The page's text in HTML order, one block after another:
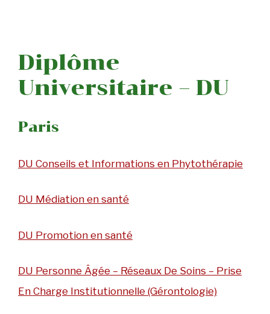
Diplôme
Universitaire – DU
Paris
DU Conseils et Informations en Phytothérapie
DU Médiation en santé
DU Promotion en santé
DU Personne Âgée – Réseaux De Soins – Prise
En Charge Institutionnelle (Gérontologie)